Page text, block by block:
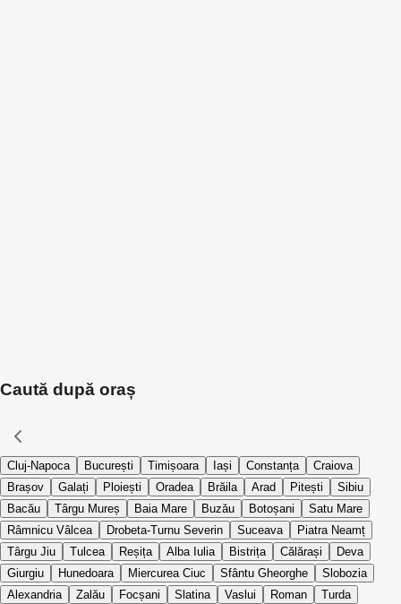
Caută după oraș
Cluj-Napoca București Timișoara Iași Constanța
Craiova
Brașov
Galați Ploiești Oradea Brăila Arad Pitești
Sibiu
Bacău
Târgu Mureș Baia Mare Buzău Botoșani
Satu Mare
Râmnicu Vâlcea
Drobeta-Turnu Severin Suceava
Piatra Neamț
Târgu Jiu
Tulcea Reșița Alba Iulia Bistrița Călărași
Deva
Giurgiu
Hunedoara Miercurea Ciuc Sfântu Gheorghe
Slobozia
Alexandria
Zalău Focșani Slatina Vaslui Roman
Turda